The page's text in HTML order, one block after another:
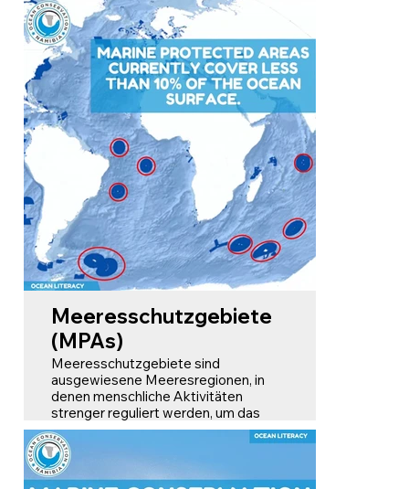
Der Hohe-See-Vertrag ist ein
internationales Abkommen, das
derzeit bei den Vereinten Nationen
verhandelt wird und den Schutz der
marinen Biodiversität in Gebieten
jenseits nationaler Hoheitsgewalt
zum Ziel hat. Dieser Bereich umfasst
mehr als 60 % der Ozeane.
Meeresschutzgebiete
(MPAs)
Meeresschutzgebiete sind
ausgewiesene Meeresregionen, in
denen menschliche Aktivitäten
strenger reguliert werden, um das
Meeresleben und die Artenvielfalt zu
schützen. Diese Gebiete sind
entscheidend für den Erhalt von
Ökosystemen, die Tausende von